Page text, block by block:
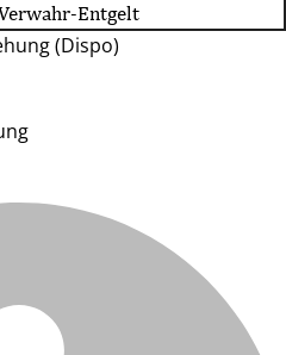
Entgelt
(Dispo)